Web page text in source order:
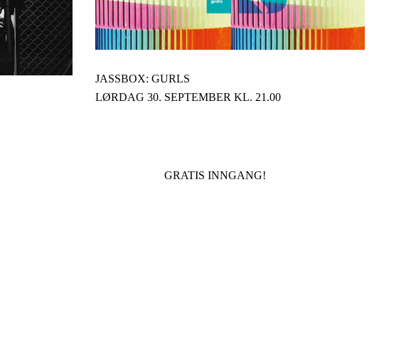
JASSBOX: GURLS
LØRDAG 30. SEPTEMBER KL. 21.00
GRATIS INNGANG!